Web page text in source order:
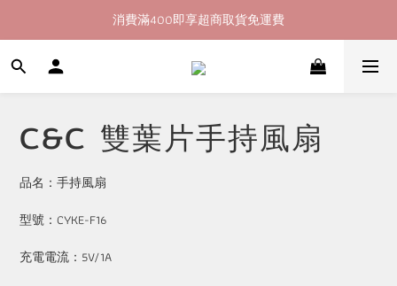
加入會員即送60購物金
消費滿400即享超商取貨免運費
加入會員即送60購物金
C&C 雙葉片手持風扇
品名：手持風扇
型號：CYKE-F16
充電電流：5V/1A